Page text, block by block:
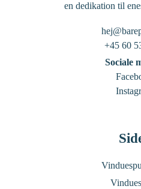
en dedikation til
+45 60
Sociale